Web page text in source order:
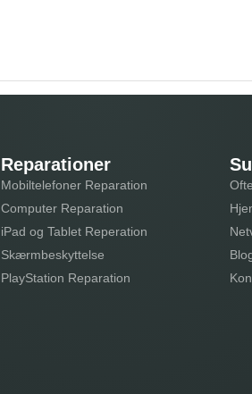
Reparationer
Mobiltelefoner Reparation
Computer Reparation
iPad og Tablet Reperation
Skærmbeskyttelse
PlayStation Reparation